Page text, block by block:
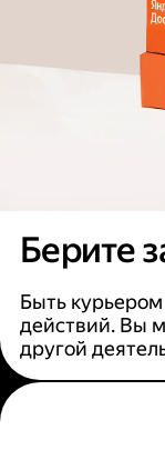
Берите
Быть
действий. Вы
другой